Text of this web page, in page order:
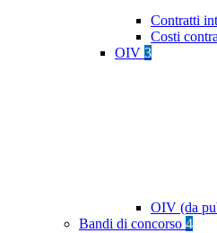
Contratti
Costi
OIV 3
OIV (da
Bandi di concorso 4